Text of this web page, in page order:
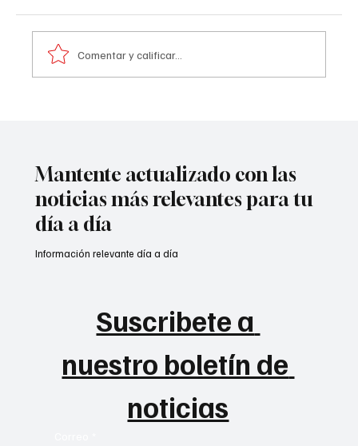
Comentar y calificar...
Mantente actualizado con las
noticias más relevantes para tu
día a día
Suscribete a
nuestro boletín de
noticias
Información relevante día a día